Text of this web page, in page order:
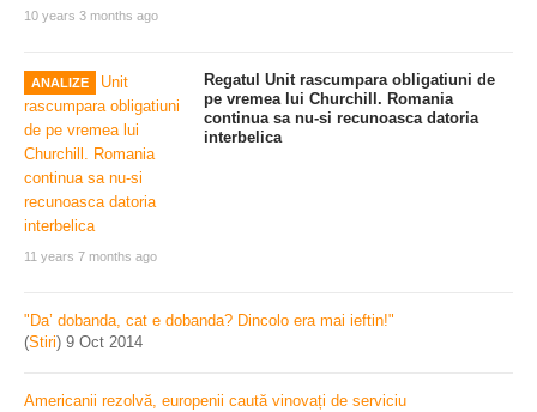
10 years 3 months ago
ANALIZE
11 years 7 months ago
Regatul Unit rascumpara obligatiuni de
pe vremea lui Churchill. Romania
continua sa nu-si recunoasca datoria
interbelica
"Da’ dobanda, cat e dobanda? Dincolo era mai ieftin!"
(Stiri) 9 Oct 2014
Americanii rezolvă, europenii caută vinovați de serviciu